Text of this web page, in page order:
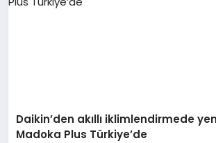
Daikin’den akıllı iklimlendirmede
Madoka Plus Türkiye’de